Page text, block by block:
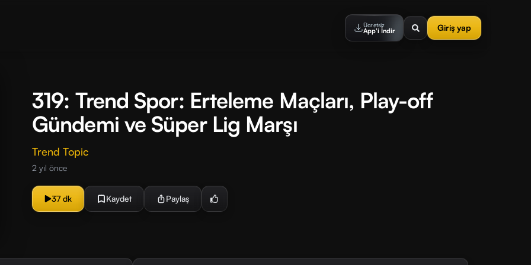
Ücretsiz
App'i İndir Giriş yap
319: Trend Spor: Erteleme Maçları, Play-off
Gündemi ve Süper Lig Marşı
Trend Topic
2 yıl önce
37 dk Kaydet Paylaş